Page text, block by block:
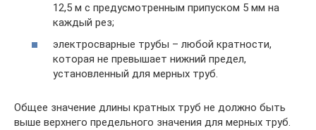
12,5 м с предусмотренным припуском 5 мм на
каждый рез;
электросварные трубы – любой кратности,
которая не превышает нижний предел,
установленный для мерных труб.
Общее значение длины кратных труб не должно быть
выше верхнего предельного значения для мерных труб.